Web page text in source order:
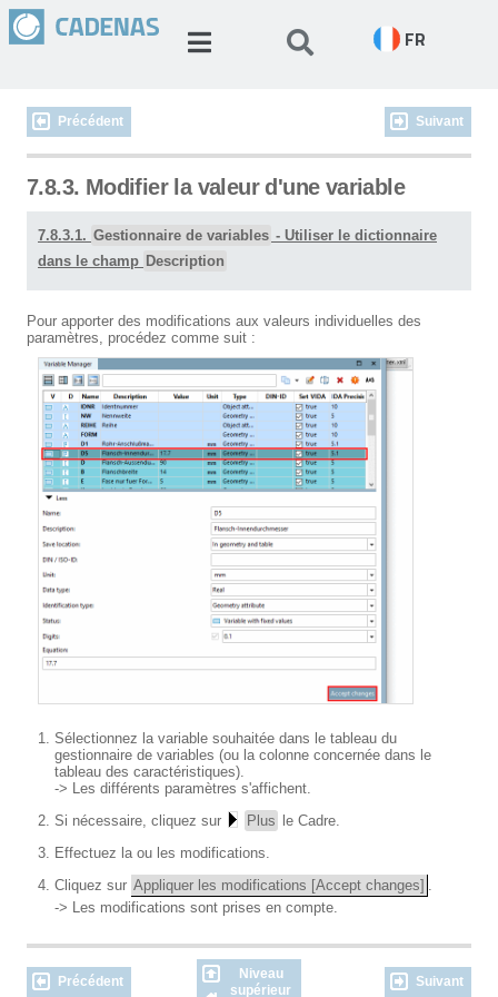
FR
Précédent Suivant
7.8.3. Modifier la valeur d'une variable
7.8.3.1. Gestionnaire de variables - Utiliser le dictionnaire
dans le champ Description
Pour apporter des modifications aux valeurs individuelles des
paramètres, procédez comme suit :
Sélectionnez la variable souhaitée dans le tableau du
gestionnaire de variables (ou la colonne concernée dans le
tableau des caractéristiques).
-> Les différents paramètres s'affichent.
Si nécessaire, cliquez sur
Plus
le Cadre.
Effectuez la ou les modifications.
Cliquez sur Appliquer les modifications [Accept changes] .
-> Les modifications sont prises en compte.
Précédent
Niveau
supérieur
Suivant